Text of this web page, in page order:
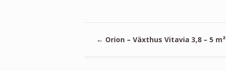
← Orion – Växthus Vitavia 3,8 – 5 m²